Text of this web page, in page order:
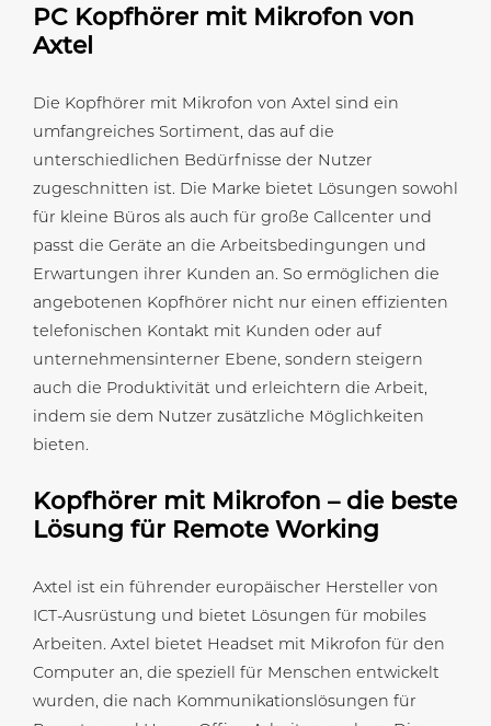
PC Kopfhörer mit Mikrofon von
Axtel
Die Kopfhörer mit Mikrofon von Axtel sind ein
umfangreiches Sortiment, das auf die
unterschiedlichen Bedürfnisse der Nutzer
zugeschnitten ist. Die Marke bietet Lösungen sowohl
für kleine Büros als auch für große Callcenter und
passt die Geräte an die Arbeitsbedingungen und
Erwartungen ihrer Kunden an. So ermöglichen die
angebotenen Kopfhörer nicht nur einen effizienten
telefonischen Kontakt mit Kunden oder auf
unternehmensinterner Ebene, sondern steigern
auch die Produktivität und erleichtern die Arbeit,
indem sie dem Nutzer zusätzliche Möglichkeiten
bieten.
Kopfhörer mit Mikrofon – die beste
Lösung für Remote Working
Axtel ist ein führender europäischer Hersteller von
ICT-Ausrüstung und bietet Lösungen für mobiles
Arbeiten. Axtel bietet Headset mit Mikrofon für den
Computer an, die speziell für Menschen entwickelt
wurden, die nach Kommunikationslösungen für